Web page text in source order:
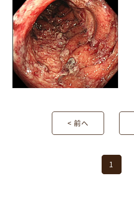
< 前へ
1